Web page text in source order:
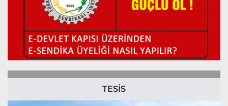
TESİS